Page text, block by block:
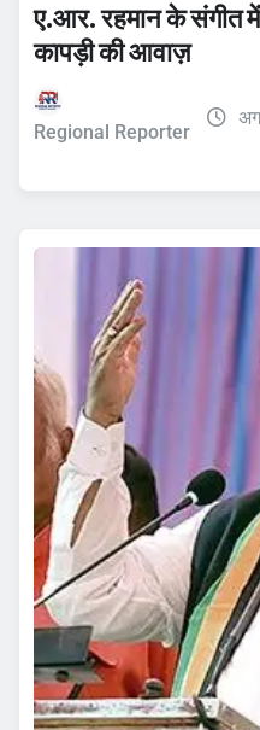
ए.आर. रहमान के संगीत
कापड़ी की आवाज़
Regional Reporter